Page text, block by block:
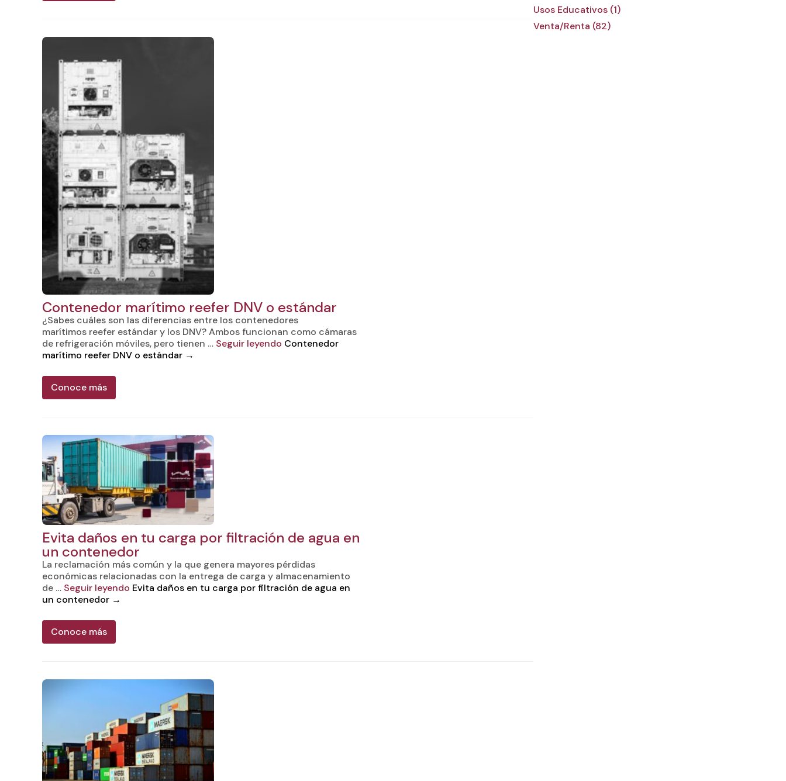
Contenedor marítimo reefer DNV o estándar
¿Sabes cuáles son las diferencias entre los contenedores
marítimos reefer estándar y los DNV? Ambos funcionan como cámaras
de refrigeración móviles, pero tienen … Seguir leyendo Contenedor
marítimo reefer DNV o estándar →
Conoce más
Evita daños en tu carga por filtración de agua en
un contenedor
La reclamación más común y la que genera mayores pérdidas
económicas relacionadas con la entrega de carga y almacenamiento
de … Seguir leyendo Evita daños en tu carga por filtración de agua en
un contenedor →
Conoce más
Usos Educativos (1)
Venta/Renta (82)